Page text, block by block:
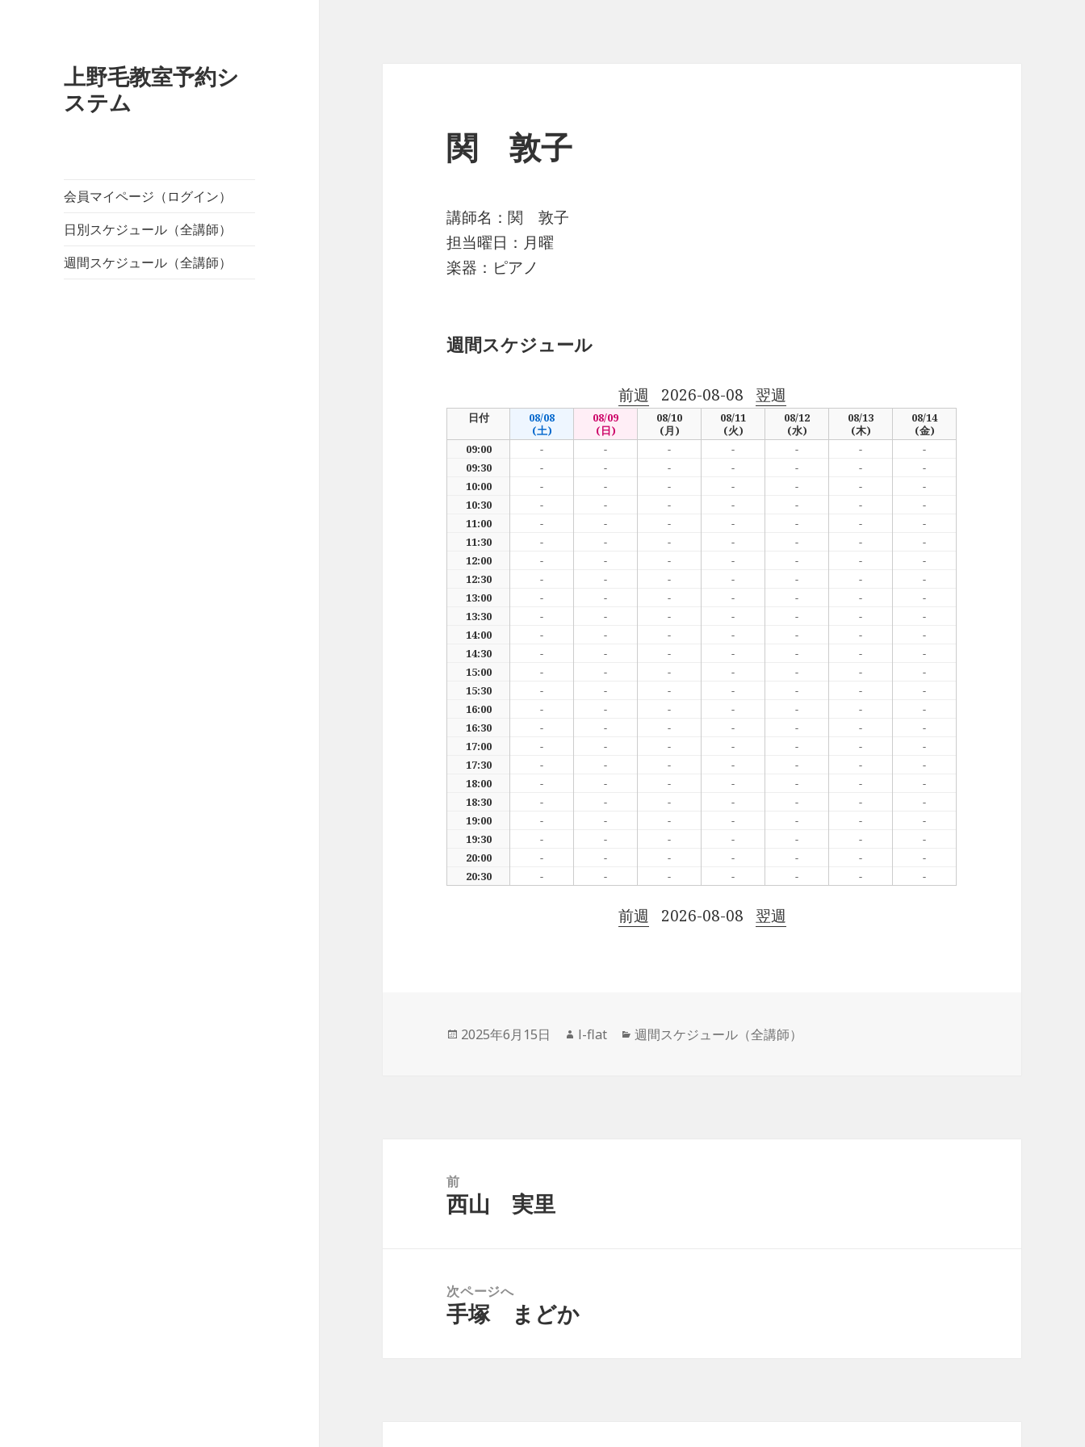
上野毛教室予約シ
ステム
会員マイページ（ログイン）
日別スケジュール（全講師）
週間スケジュール（全講師）
関 敦子
講師名：関 敦子
担当曜日：月曜
楽器：ピアノ
週間スケジュール
前週 2026-08-08 翌週
日付
08/08
(土)
08/09
(日)
08/10
(月)
08/11
(火)
08/12
(水)
08/13
(木)
08/14
(金)
09:00
- - - - - -
-
09:30
- - - - - -
-
10:00
- - - - - -
-
10:30
- - - - - -
-
11:00
- - - - - -
-
11:30
- - - - - -
-
12:00
- - - - - -
-
12:30
- - - - - -
-
13:00
- - - - - -
-
13:30
- - - - - -
-
14:00
- - - - - -
-
14:30
- - - - - -
-
15:00
- - - - - -
-
15:30
- - - - - -
-
16:00
- - - - - -
-
16:30
- - - - - -
-
17:00
- - - - - -
-
17:30
- - - - - -
-
18:00
- - - - - -
-
18:30
- - - - - -
-
19:00
- - - - - -
-
19:30
- - - - - -
-
20:00
- - - - - -
-
20:30
- - - - - - -
前週 2026-08-08 翌週
投
2025年6月15日
作
l-flat
カ
週間スケジュール（全講師）
前
前
西山 実里
次ページへ
次
手塚 まどか